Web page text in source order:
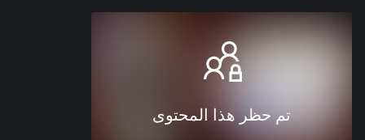
تم حظر هذا المحتوى